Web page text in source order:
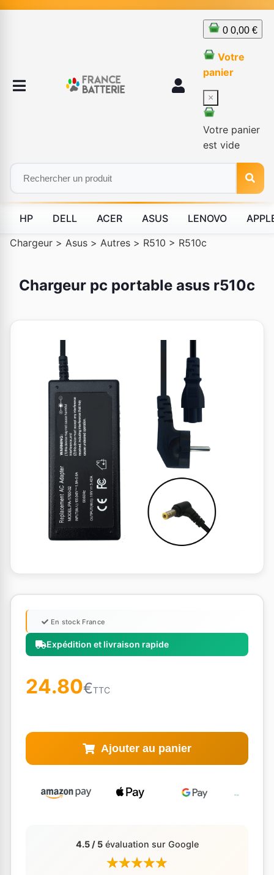
0 0,00 €
Votre
panier
×
Votre panier
est vide
HP DELL ACER ASUS LENOVO
Chargeur > Asus > Autres > R510 > R510c
Chargeur pc portable asus r510c
Expédition et livraison rapide
En stock France
24.80€TTC
Ajouter au panier
4.5 / 5évaluation sur Google